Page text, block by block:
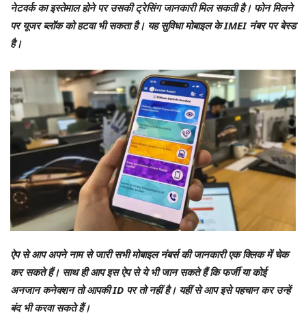
नेटवर्क का इस्तेमाल होने पर उसकी ट्रेसिंग जानकारी मिल सकती है। फोन मिलने
पर यूजर ब्लॉक को हटवा भी सकता है। यह सुविधा मोबाइल के IMEI नंबर पर बेस्ड
है।
ऐप से आप अपने नाम से जारी सभी मोबाइल नंबर्स की जानकारी एक क्लिक में चेक
कर सकते हैं। साथ ही आप इस ऐप से ये भी जान सकते हैं कि फर्जी या कोई
अनजान कनेक्शन तो आपकी ID पर तो नहीं है। यहीं से आप इसे पहचान कर उन्हें
बंद भी करवा सकते हैं।